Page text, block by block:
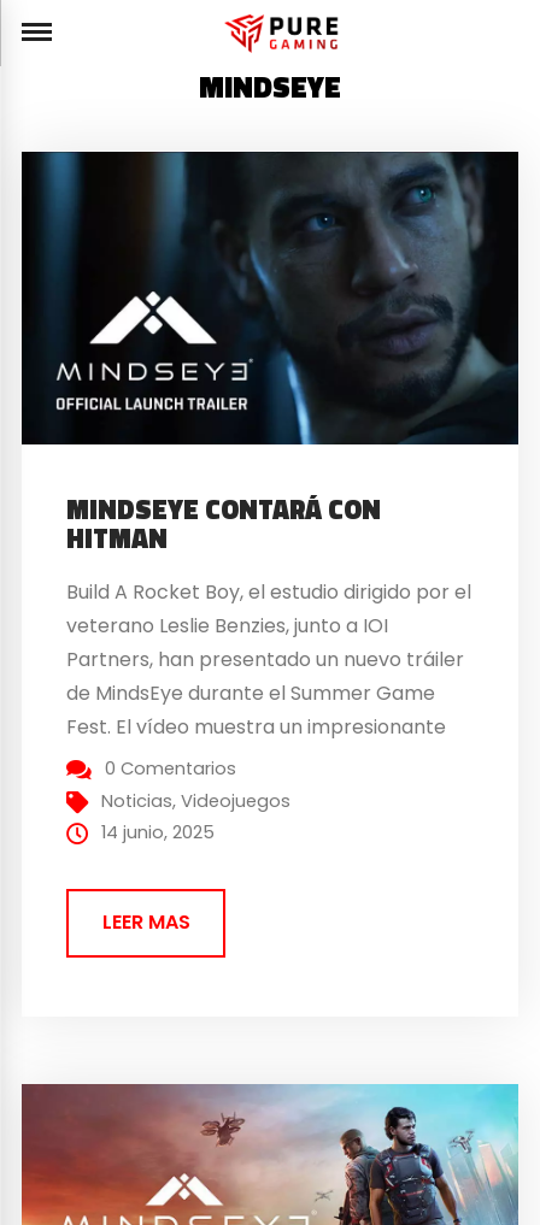
MINDSEYE
MINDSEYE CONTARÁ CON
HITMAN
Build A Rocket Boy, el estudio dirigido por el
veterano Leslie Benzies, junto a IOI
Partners, han presentado un nuevo tráiler
de MindsEye durante el Summer Game
Fest. El vídeo muestra un impresionante
mundo ambientado en un futuro cercano
que ofrecerá épicos combates repletos
de acción y nos mostrará la apasionante
0 Comentarios
Noticias,Videojuegos
14 junio, 2025
LEER MAS